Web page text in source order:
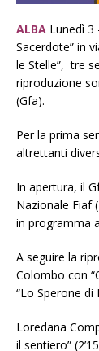
ALBA Lunedì 3
Sacerdote” in
le Stelle”, tre
riproduzione
(Gfa).
Per la prima
altrettanti
In apertura, il
Nazionale Fiaf
in programma
A seguire la
Colombo con
“Lo Sperone di
Loredana
il sentiero”